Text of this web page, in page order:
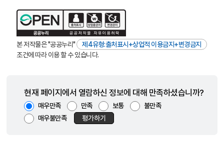
본 저작물은 "공공누리"
제4유형:출처표시+상업적 이용금지+변경금지
조건에 따라 이용 할 수 있습니다.
현재 페이지에서 열람하신 정보에 대해 만족하셨습니까?
매우만족 만족 보통
불만족
매우불만족
평가하기